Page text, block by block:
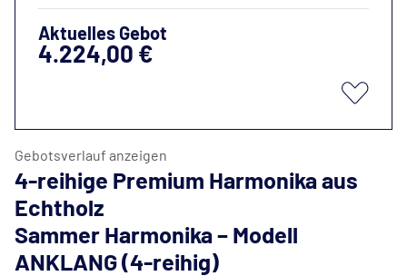
Aktuelles Gebot
4.224,00 €
Gebotsverlauf anzeigen
4-reihige Premium Harmonika aus
Echtholz
Sammer Harmonika – Modell
ANKLANG (4-reihig)